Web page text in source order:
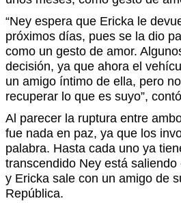
“Ney espera que Ericka le
próximos días, pues se la dio
como un gesto de amor.
decisión, ya que ahora el
un amigo íntimo de ella, pero
recuperar lo que es suyo”,
Al parecer la ruptura entre
fue nada en paz, ya que los
palabra. Hasta cada uno ya
transcendido Ney está
y Ericka sale con un amigo de
República.